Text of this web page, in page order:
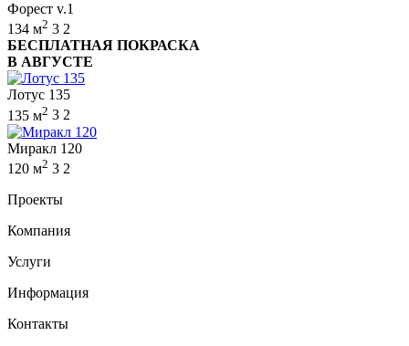
Форест v.1
134 м2 3 2
БЕСПЛАТНАЯ ПОКРАСКА
В АВГУСТЕ
Лотус 135
135 м2 3 2
Миракл 120
120 м2 3 2
Проекты
Компания
Услуги
Информация
Контакты